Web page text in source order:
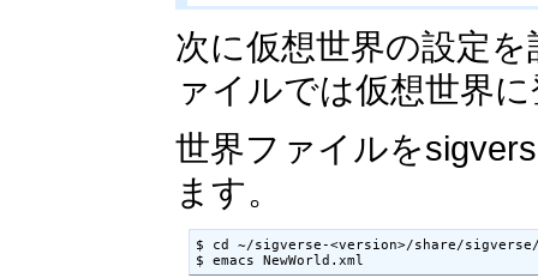
次に仮想世界の設定
ァイルでは仮想世界
世界ファイルを
ます。
$ cd ~/sigverse-<version>/share/
$ emacs NewWorld.xml